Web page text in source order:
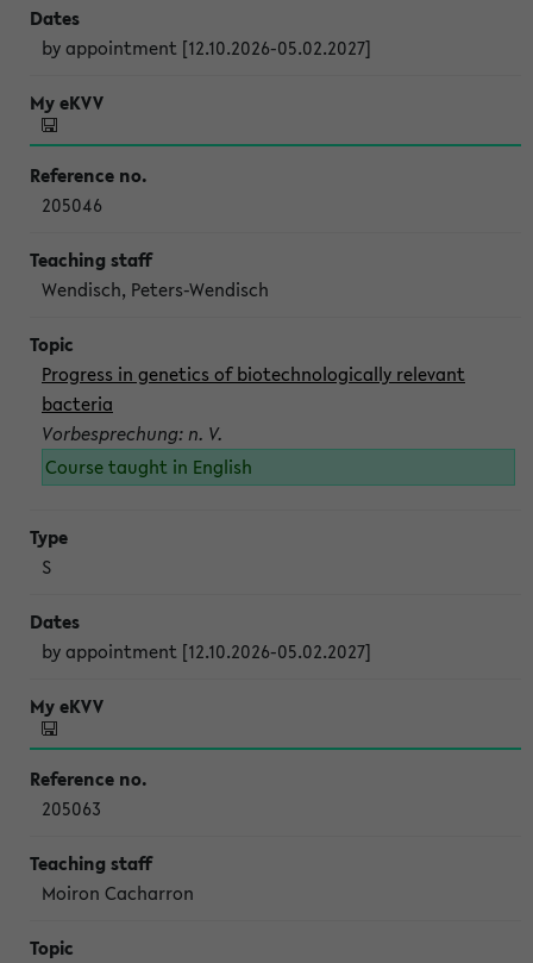
by appointment [12.10.2026-05.02.2027]
205046
Wendisch, Peters-Wendisch
Progress in genetics of biotechnologically relevant
bacteria
Vorbesprechung: n. V.
Course taught in English
S
by appointment [12.10.2026-05.02.2027]
205063
Moiron Cacharron